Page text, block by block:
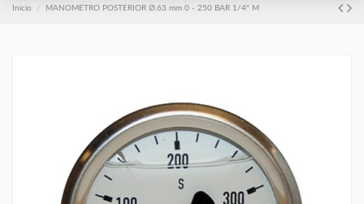
Inicio MANOMETRO POSTERIOR Ø.63 mm 0 - 250 BAR 1/4" M